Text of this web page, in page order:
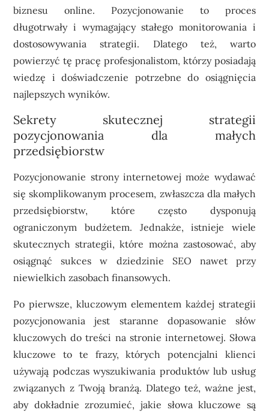
biznesu online. Pozycjonowanie to proces
długotrwały i wymagający stałego monitorowania i
dostosowywania strategii. Dlatego też, warto
powierzyć tę pracę profesjonalistom, którzy posiadają
wiedzę i doświadczenie potrzebne do osiągnięcia
najlepszych wyników.
Sekrety skutecznej strategii
pozycjonowania dla małych
przedsiębiorstw
Pozycjonowanie strony internetowej może wydawać
się skomplikowanym procesem, zwłaszcza dla małych
przedsiębiorstw, które często dysponują
ograniczonym budżetem. Jednakże, istnieje wiele
skutecznych strategii, które można zastosować, aby
osiągnąć sukces w dziedzinie SEO nawet przy
niewielkich zasobach finansowych.
Po pierwsze, kluczowym elementem każdej strategii
pozycjonowania jest staranne dopasowanie słów
kluczowych do treści na stronie internetowej. Słowa
kluczowe to te frazy, których potencjalni klienci
używają podczas wyszukiwania produktów lub usług
związanych z Twoją branżą. Dlatego też, ważne jest,
aby dokładnie zrozumieć, jakie słowa kluczowe są